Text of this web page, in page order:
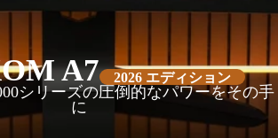
A7 2026 エディション
シリーズの圧倒的なパワーをその手
に